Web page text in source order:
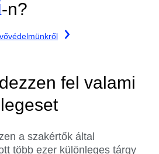
-n?
fel valami
a szakértők által
több ezer különleges tárgy